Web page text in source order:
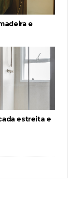
e
estreita e